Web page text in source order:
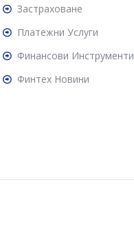
Застраховане
Платежни Услуги
Финансови Инструменти
Финтех Новини